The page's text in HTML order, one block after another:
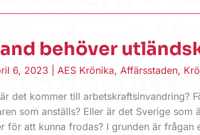
behöver
6, 2023 AES Krönika, Affärsstaden,
det kommer till arbetskraftsinvandring?
som anställs? Eller är det Sverige
för att kunna frodas? I grunden är